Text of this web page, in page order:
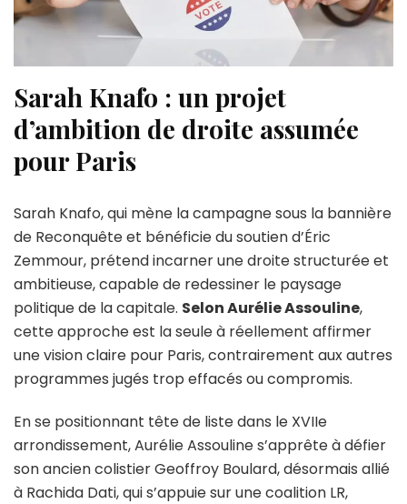
Sarah Knafo : un projet
d’ambition de droite assumée
pour Paris
Sarah Knafo, qui mène la campagne sous la bannière
de Reconquête et bénéficie du soutien d’Éric
Zemmour, prétend incarner une droite structurée et
ambitieuse, capable de redessiner le paysage
politique de la capitale. Selon Aurélie Assouline,
cette approche est la seule à réellement affirmer
une vision claire pour Paris, contrairement aux autres
programmes jugés trop effacés ou compromis.
En se positionnant tête de liste dans le XVIIe
arrondissement, Aurélie Assouline s’apprête à défier
son ancien colistier Geoffroy Boulard, désormais allié
à Rachida Dati, qui s’appuie sur une coalition LR,